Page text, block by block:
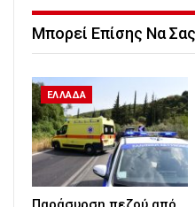
Μπορεί Επίσης Να
ΕΛΛΑΔΑ